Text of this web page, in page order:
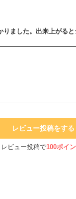
ました。出来上がると
レビュー投稿をする
ビュー投稿で100ポイ